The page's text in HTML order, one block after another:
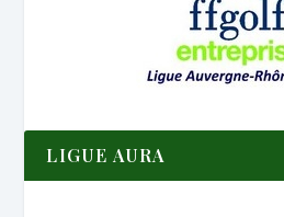
LIGUE AURA